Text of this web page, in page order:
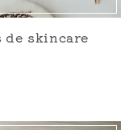
de skincare